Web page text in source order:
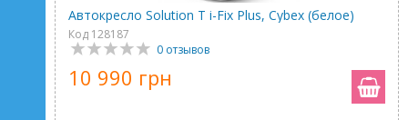
Автокресло Solution T i-Fix Plus, Cybex (белое)
Код 128187
0 отзывов
10 990 грн